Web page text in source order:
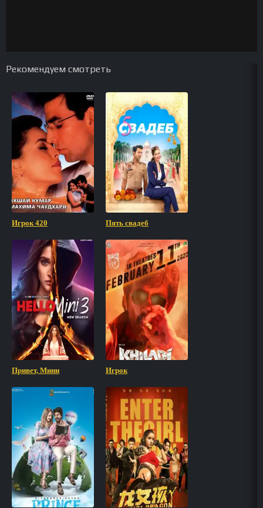
Рекомендуем смотреть
Игрок 420 Пять свадеб
Привет, Мини Игрок